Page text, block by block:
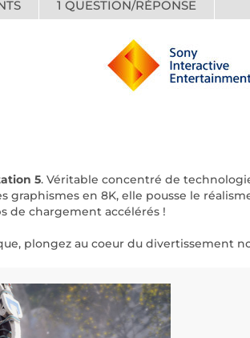
1 QUESTION/RÉPONSE
5. Véritable concentré de
en 8K, elle pousse le
de chargement accélérés !
plongez au coeur du divertissement